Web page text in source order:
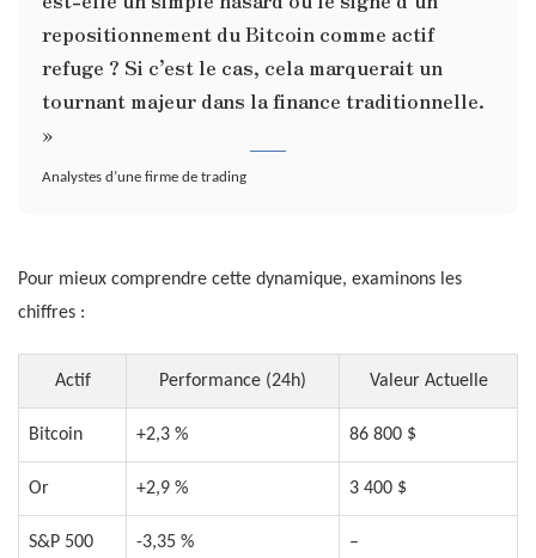
repositionnement du Bitcoin comme actif
refuge ? Si c’est le cas, cela marquerait un
tournant majeur dans la finance traditionnelle.
»
Analystes d’une firme de trading
Pour mieux comprendre cette dynamique, examinons les
chiffres :
Actif Performance (24h) Valeur Actuelle
Bitcoin +2,3 % 86 800 $
Or +2,9 % 3 400 $
S&P 500 -3,35 % –